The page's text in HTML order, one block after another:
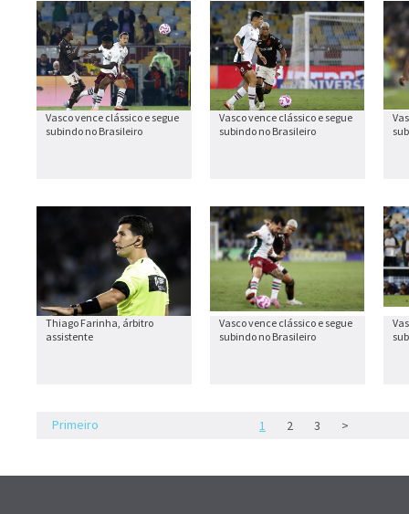
Vasco vence clássico e segue
subindo no Brasileiro
Vasco vence clássico e segue
subindo no Brasileiro
Thiago Farinha, árbitro
assistente
Vasco vence clássico e segue
subindo no Brasileiro
Primeiro 1 2 3 >